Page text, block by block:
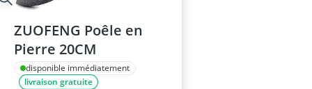
ZUOFENG Poêle en
Pierre 20CM
disponible immédiatement
livraison gratuite